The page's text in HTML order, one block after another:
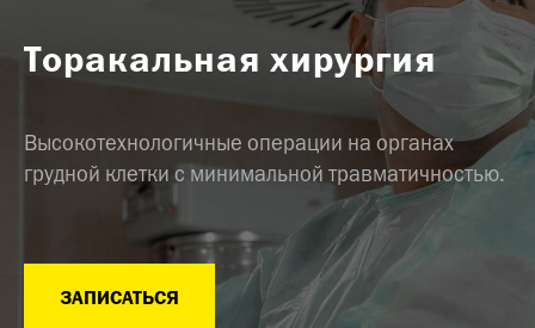
Торакальная хирургия
Высокотехнологичные операции на органах
грудной клетки с минимальной травматичностью.
ЗАПИСАТЬСЯ